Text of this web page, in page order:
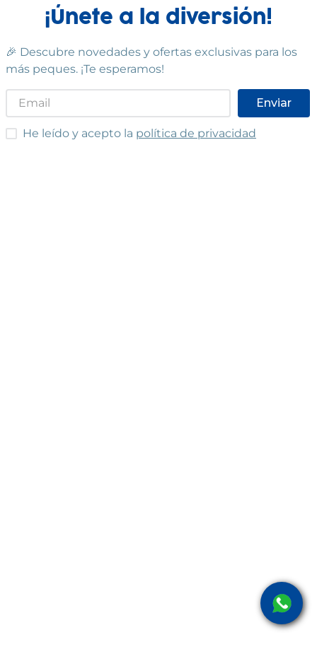
¡Únete a la diversión!
🎉 Descubre novedades y ofertas exclusivas para los
más peques. ¡Te esperamos!
Enviar
He leído y acepto las condiciones
He leído y acepto la política de privacidad